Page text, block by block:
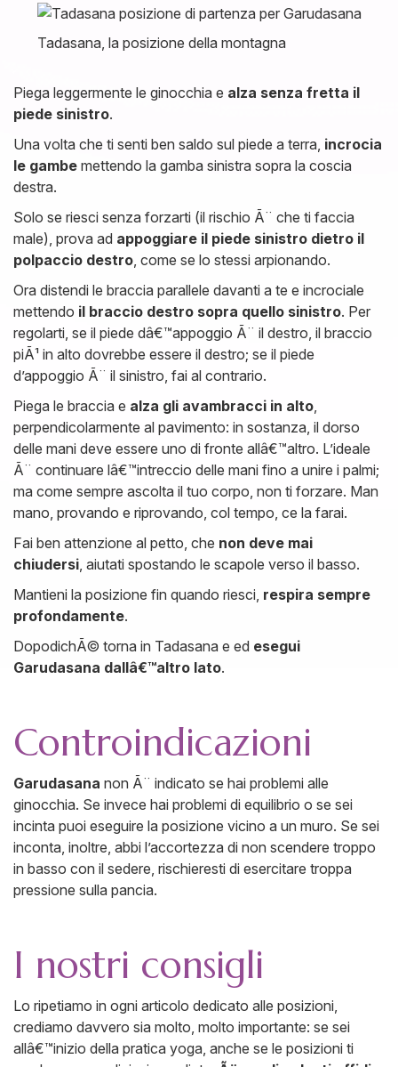
Tadasana, la posizione della montagna
Piega leggermente le ginocchia e alza senza fretta il
piede sinistro.
Una volta che ti senti ben saldo sul piede a terra, incrocia
le gambe mettendo la gamba sinistra sopra la coscia
destra.
Solo se riesci senza forzarti (il rischio Ã¨ che ti faccia
male), prova ad appoggiare il piede sinistro dietro il
polpaccio destro , come se lo stessi arpionando.
Ora distendi le braccia parallele davanti a te e incrociale
mettendo il braccio destro sopra quello sinistro. Per
regolarti, se il piede dâ€™appoggio Ã¨ il destro, il braccio
piÃ¹ in alto dovrebbe essere il destro; se il piede
d’appoggio Ã¨ il sinistro, fai al contrario.
Piega le braccia e alza gli avambracci in alto
perpendicolarmente al pavimento: in sostanza, il dorso
delle mani deve essere uno di fronte allâ€™altro. L’ideale
Ã¨ continuare lâ€™intreccio delle mani fino a unire i palmi;
ma come sempre ascolta il tuo corpo, non ti forzare. Man
mano, provando e riprovando, col tempo, ce la farai.
Fai ben attenzione al petto, che non deve mai
chiudersi , aiutati spostando le scapole verso il basso.
Mantieni la posizione fin quando riesci, respira sempre
profondamente.
DopodichÃ© torna in Tadasana e ed esegui
Garudasana dallâ€™altro lato.
Controindicazioni
Garudasana non Ã¨ indicato se hai problemi alle
ginocchia. Se invece hai problemi di equilibrio o se sei
incinta puoi eseguire la posizione vicino a un muro. Se sei
inconta, inoltre, abbi l’accortezza di non scendere troppo
in basso con il sedere, rischieresti di esercitare troppa
pressione sulla pancia.
I nostri consigli
Lo ripetiamo in ogni articolo dedicato alle posizioni,
crediamo davvero sia molto, molto importante: se sei
allâ€™inizio della pratica yoga, anche se le posizioni ti